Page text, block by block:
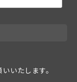
いたします。